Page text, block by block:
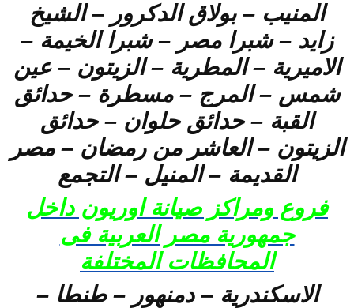
المنيب – بولاق الدكرور – الشيخ
زايد – شبرا مصر – شبرا الخيمة –
الاميرية – المطرية – الزيتون – عين
شمس – المرج – مسطرة – حدائق
القبة – حدائق حلوان – حدائق
الزيتون – العاشر من رمضان – مصر
القديمة – المنيل – التجمع
فروع ومراكز صيانة اوريون داخل
جمهورية مصر العربية فى
المحافظات المختلفة
الاسكندرية – دمنهور – طنطا –